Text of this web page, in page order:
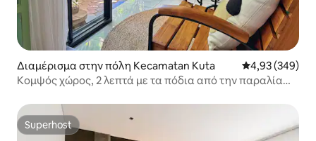
Διαμέρισμα στην πόλη Kecamatan Kuta Μέση
4,93 (349)
Κομψός χώρος, 2 λεπτά με τα πόδια από την παραλία
Superhost
Superhost